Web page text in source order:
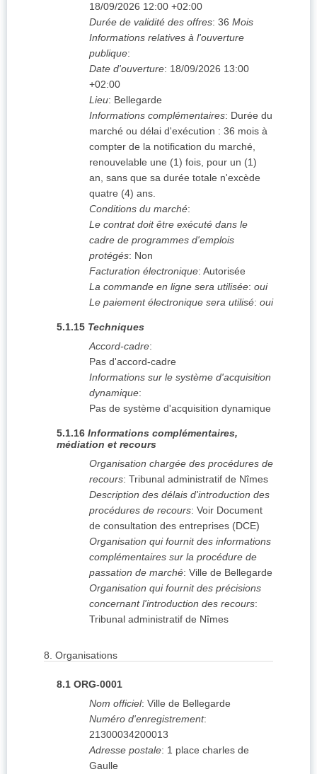
18/09/2026 12:00 +02:00
Durée de validité des offres: 36 Mois
Informations relatives à l'ouverture
publique:
Date d'ouverture: 18/09/2026 13:00
+02:00
Lieu: Bellegarde
Informations complémentaires: Durée du
marché ou délai d'exécution : 36 mois à
compter de la notification du marché,
renouvelable une (1) fois, pour un (1)
an, sans que sa durée totale n'excède
quatre (4) ans.
Conditions du marché:
Le contrat doit être exécuté dans le
cadre de programmes d'emplois
protégés: Non
Facturation électronique: Autorisée
La commande en ligne sera utilisée: oui
Le paiement électronique sera utilisé: oui
5.1.15 Techniques
Accord-cadre:
Pas d'accord-cadre
Informations sur le système d'acquisition
dynamique:
Pas de système d'acquisition dynamique
5.1.16 Informations complémentaires,
médiation et recours
Organisation chargée des procédures de
recours: Tribunal administratif de Nîmes
Description des délais d'introduction des
procédures de recours: Voir Document
de consultation des entreprises (DCE)
Organisation qui fournit des informations
complémentaires sur la procédure de
passation de marché: Ville de Bellegarde
Organisation qui fournit des précisions
concernant l'introduction des recours:
Tribunal administratif de Nîmes
8. Organisations
8.1 ORG-0001
Nom officiel: Ville de Bellegarde
Numéro d'enregistrement:
21300034200013
Adresse postale: 1 place charles de
Gaulle